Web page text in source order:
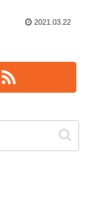
2021.03.22